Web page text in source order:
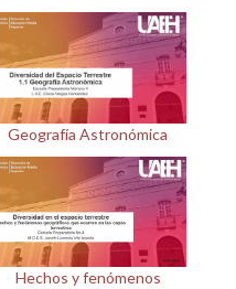
Geografía Astronómica
Hechos y fenómenos